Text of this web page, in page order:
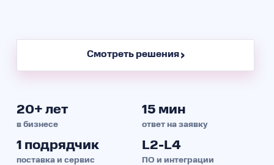
Смотреть решения
20+ лет
в бизнесе
15 мин
ответ на заявку
1 подрядчик
поставка и сервис
L2-L4
ПО и интеграции